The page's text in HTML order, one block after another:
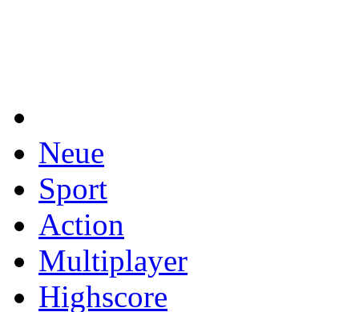
Neue
Sport
Action
Multiplayer
Highscore